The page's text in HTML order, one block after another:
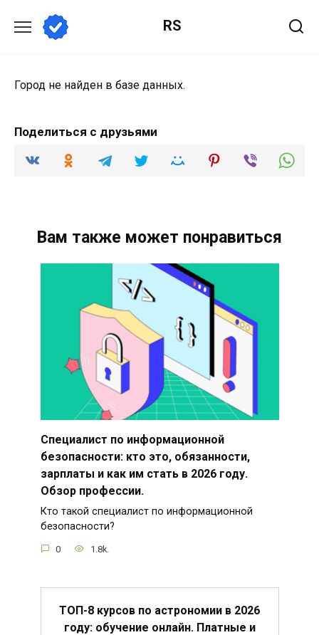
содержанию
RS
Город не найден в базе данных.
Поделиться с друзьями
Вам также может понравиться
Специалист по информационной
безопасности: кто это, обязанности,
зарплаты и как им стать в 2026 году.
Обзор профессии.
Кто такой специалист по информационной
безопасности?
0 1.8k.
ТОП-8 курсов по астрономии в 2026
году: обучение онлайн. Платные и